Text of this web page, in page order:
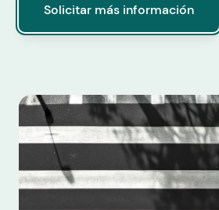
Solicitar más información
Solicitar más información